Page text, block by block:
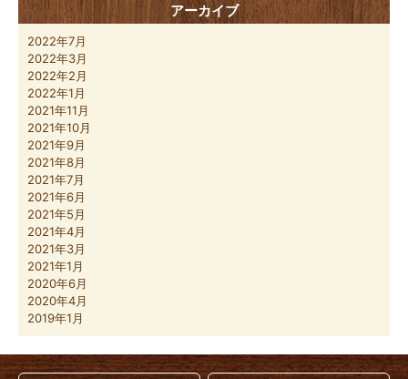
アーカイブ
2022年7月
2022年3月
2022年2月
2022年1月
2021年11月
2021年10月
2021年9月
2021年8月
2021年7月
2021年6月
2021年5月
2021年4月
2021年3月
2021年1月
2020年6月
2020年4月
2019年1月